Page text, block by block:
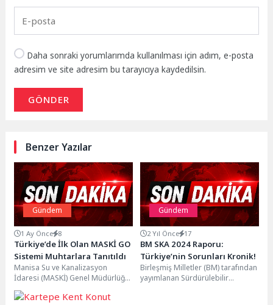
Daha sonraki yorumlarımda kullanılması için adım, e-posta
adresim ve site adresim bu tarayıcıya kaydedilsin.
GÖNDER
Benzer Yazılar
Gündem
1 Ay Önce 8
Türkiye’de İlk Olan MASKİ GO
Sistemi Muhtarlara Tanıtıldı
Manisa Su ve Kanalizasyon
İdaresi (MASKİ) Genel Müdürlüğü
tarafından MANULAŞ iş birliğiyle
hayata geçirilen, su...
Gündem
2 Yıl Önce 17
BM SKA 2024 Raporu:
Türkiye’nin Sorunları Kronik!
Birleşmiş Milletler (BM) tarafından
yayımlanan Sürdürülebilir